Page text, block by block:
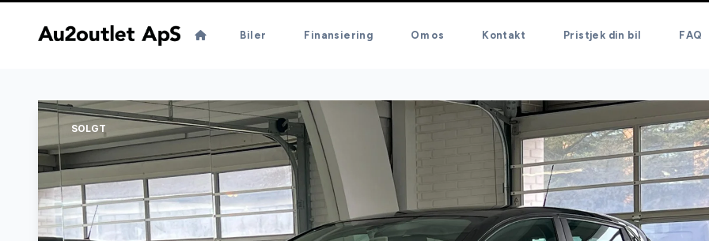
Biler Finansiering Om os Kontakt Pristjek din bil FAQ
SOLGT